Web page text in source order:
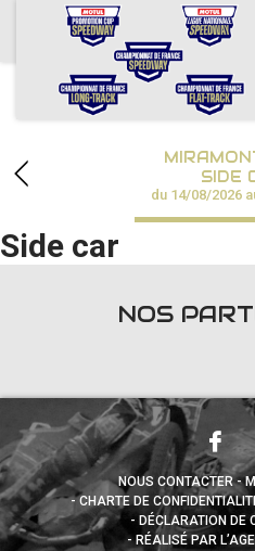
ACCUEIL
CALENDRIER
CHAMPIONNATS
RÉSULTATS
SPEEDWAY
PHOTOS / VIDÉOS
SIDE
du 14/08/2026
Side car
NOS
NOUS CONTACTER
CHARTE DE
DÉCLARATION DE
RÉALISÉ PAR